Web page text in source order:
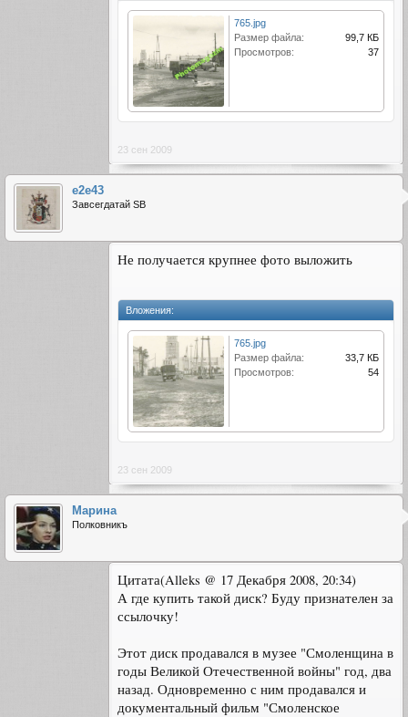
765.jpg
Размер файла:
99,7 КБ
Просмотров:
37
23 сен 2009
e2e43
Завсегдатай SB
Не получается крупнее фото выложить
Вложения:
765.jpg
Размер файла:
33,7 КБ
Просмотров:
54
23 сен 2009
Марина
Полковникъ
Цитата(Alleks @ 17 Декабря 2008, 20:34)
А где купить такой диск? Буду признателен за
ссылочку!
Этот диск продавался в музее "Смоленщина в
годы Великой Отечественной войны" год, два
назад. Одновременно с ним продавался и
документальный фильм "Смоленское